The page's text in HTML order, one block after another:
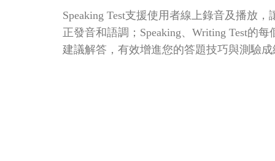
Speaking Test支援使用者線上錄音及播放，
正發音和語調；Speaking、Writing Test的
建議解答，有效增進您的答題技巧與測驗成